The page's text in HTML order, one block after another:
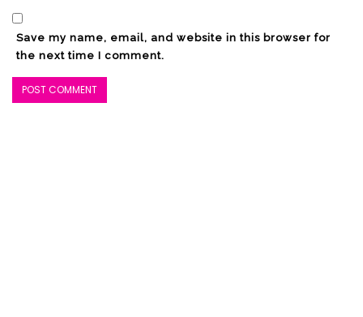
Save my name, email, and website in this browser for
the next time I comment.